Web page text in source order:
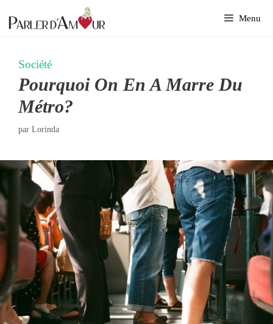
au
Menu
Société
Pourquoi On En A Marre Du
Métro?
par Lorinda